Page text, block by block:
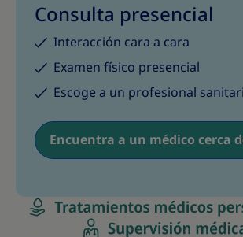
Consulta presencial
Interacción cara a cara
Examen físico presencial
Escoge a un profesional
Encuentra a un médico cerca